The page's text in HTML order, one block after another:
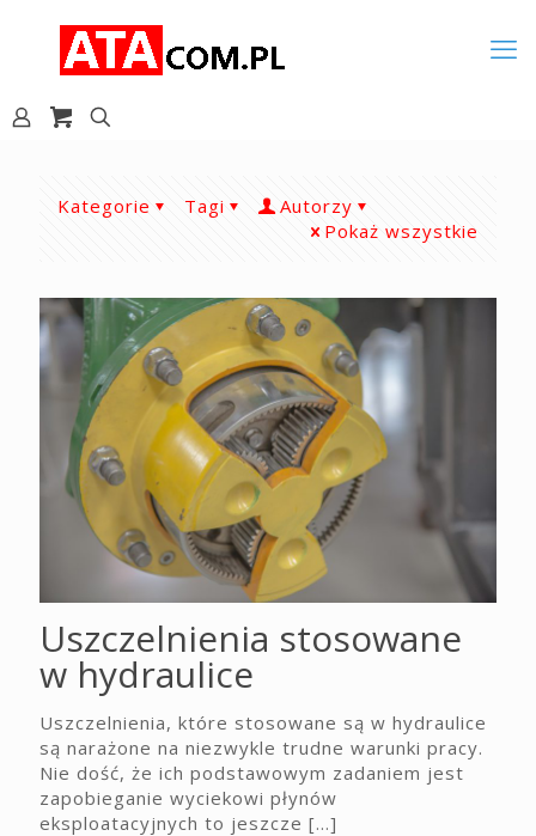
Kategorie Tagi
Autorzy
Pokaż wszystkie
Uszczelnienia stosowane
w hydraulice
Uszczelnienia, które stosowane są w hydraulice
są narażone na niezwykle trudne warunki pracy.
Nie dość, że ich podstawowym zadaniem jest
zapobieganie wyciekowi płynów
eksploatacyjnych to jeszcze […]